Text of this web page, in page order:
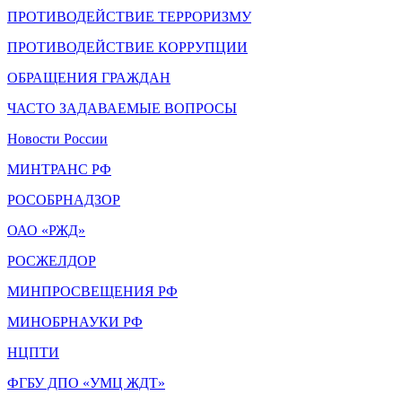
ПРОТИВОДЕЙСТВИЕ ТЕРРОРИЗМУ
ПРОТИВОДЕЙСТВИЕ КОРРУПЦИИ
ОБРАЩЕНИЯ ГРАЖДАН
ЧАСТО ЗАДАВАЕМЫЕ ВОПРОСЫ
Новости России
МИНТРАНС РФ
РОСОБРНАДЗОР
ОАО «РЖД»
РОСЖЕЛДОР
МИНПРОСВЕЩЕНИЯ РФ
МИНОБРНАУКИ РФ
НЦПТИ
ФГБУ ДПО «УМЦ ЖДТ»